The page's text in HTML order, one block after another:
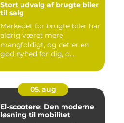
Stort udvalg af brugte biler
til salg
Markedet for brugte biler har
aldrig været mere
mangfoldigt, og det er en
god nyhed for dig, d...
05. aug
El-scootere: Den moderne
løsning til mobilitet